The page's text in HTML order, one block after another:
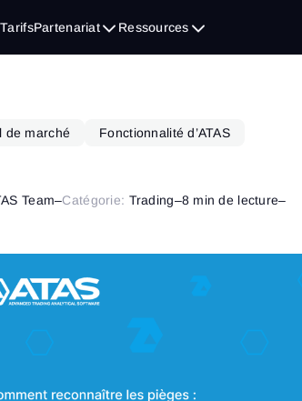
TarifsPartenariat Ressources
de marché Fonctionnalité d’ATAS
Team–Catégorie: Trading–8 min de lecture–